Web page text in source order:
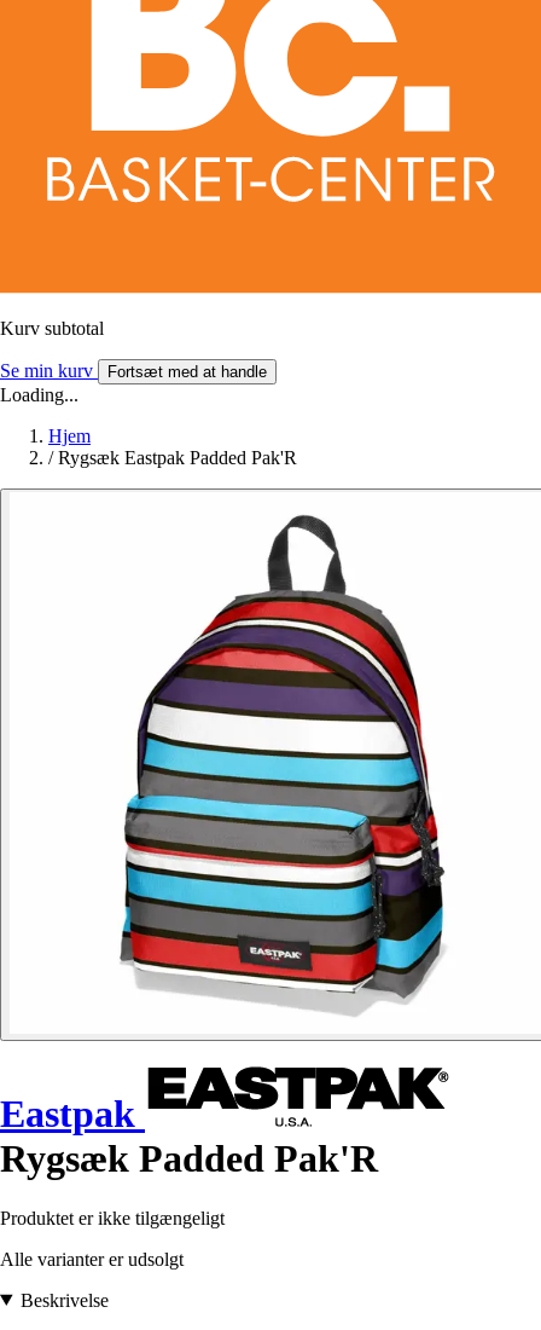
Kurv subtotal
Se min kurv Fortsæt med at handle
Loading...
Hjem
/ Rygsæk Eastpak Padded Pak'R
Eastpak
Rygsæk Padded Pak'R
Produktet er ikke tilgængeligt
Alle varianter er udsolgt
Beskrivelse